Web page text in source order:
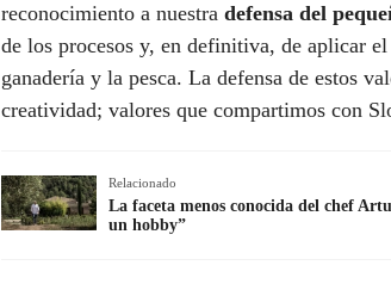
reconocimiento a nuestra defensa del
de los procesos y, en definitiva, de aplicar
ganadería y la pesca. La defensa de estos
creatividad; valores que compartimos con
Relacionado
La faceta menos conocida del chef
un hobby”